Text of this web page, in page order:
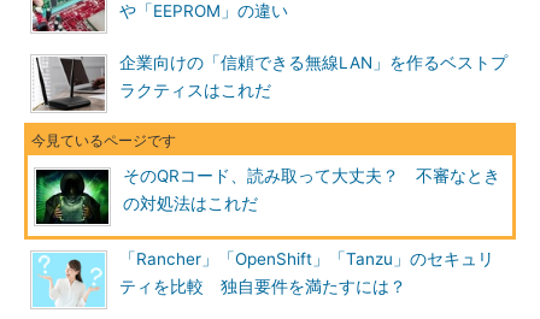
や「EEPROM」の違い
企業向けの「信頼できる無線LAN」を作るベストプ
ラクティスはこれだ
そのQRコード、読み取って大丈夫？ 不審なとき
の対処法はこれだ
「Rancher」「OpenShift」「Tanzu」のセキュリ
ティを比較 独自要件を満たすには？